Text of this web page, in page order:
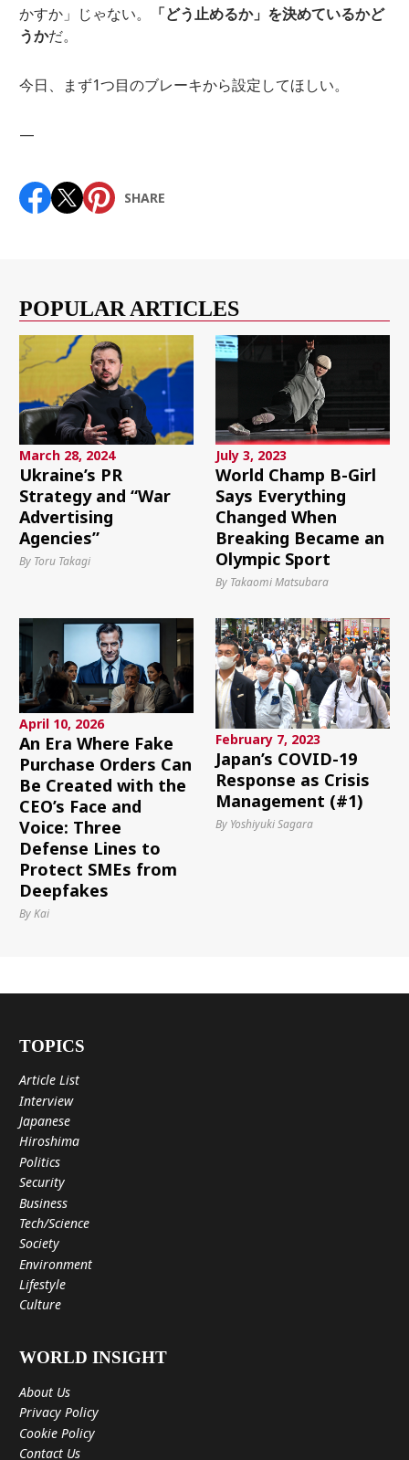
かすか」じゃない。
「どう止めるか」を決めているかど
うかだ。
今日、まず1つ目のブレーキから設定してほしい。
—
SHARE
POPULAR ARTICLES
March 28, 2024
Ukraine’s PR
Strategy and “War
Advertising
Agencies”
By Toru Takagi
July 3, 2023
World Champ B-Girl
Says Everything
Changed When
Breaking Became an
Olympic Sport
By Takaomi Matsubara
April 10, 2026
An Era Where Fake
Purchase Orders Can
Be Created with the
CEO’s Face and
Voice: Three
Defense Lines to
Protect SMEs from
Deepfakes
By Kai
February 7, 2023
Japan’s COVID-19
Response as Crisis
Management (#1)
By Yoshiyuki Sagara
TOPICS
Article List
Interview
Japanese
Hiroshima
Politics
Security
Business
Tech/Science
Society
Environment
Lifestyle
Culture
WORLD INSIGHT
About Us
Privacy Policy
Cookie Policy
Contact Us